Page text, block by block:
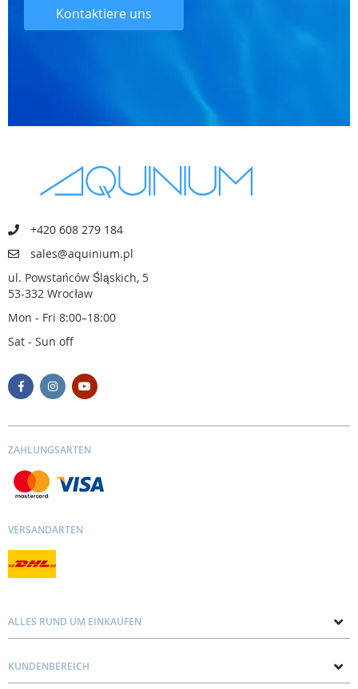
Kontaktiere uns
+420 608 279 184
sales@aquinium.pl
ul. Powstańców Śląskich, 5
53-332 Wrocław
Mon - Fri 8:00–18:00
Sat - Sun off
ZAHLUNGSARTEN
VERSANDARTEN
ALLES RUND UM EINKAUFEN
Kontakt mit uns
KUNDENBEREICH